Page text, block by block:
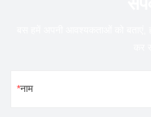
नाम